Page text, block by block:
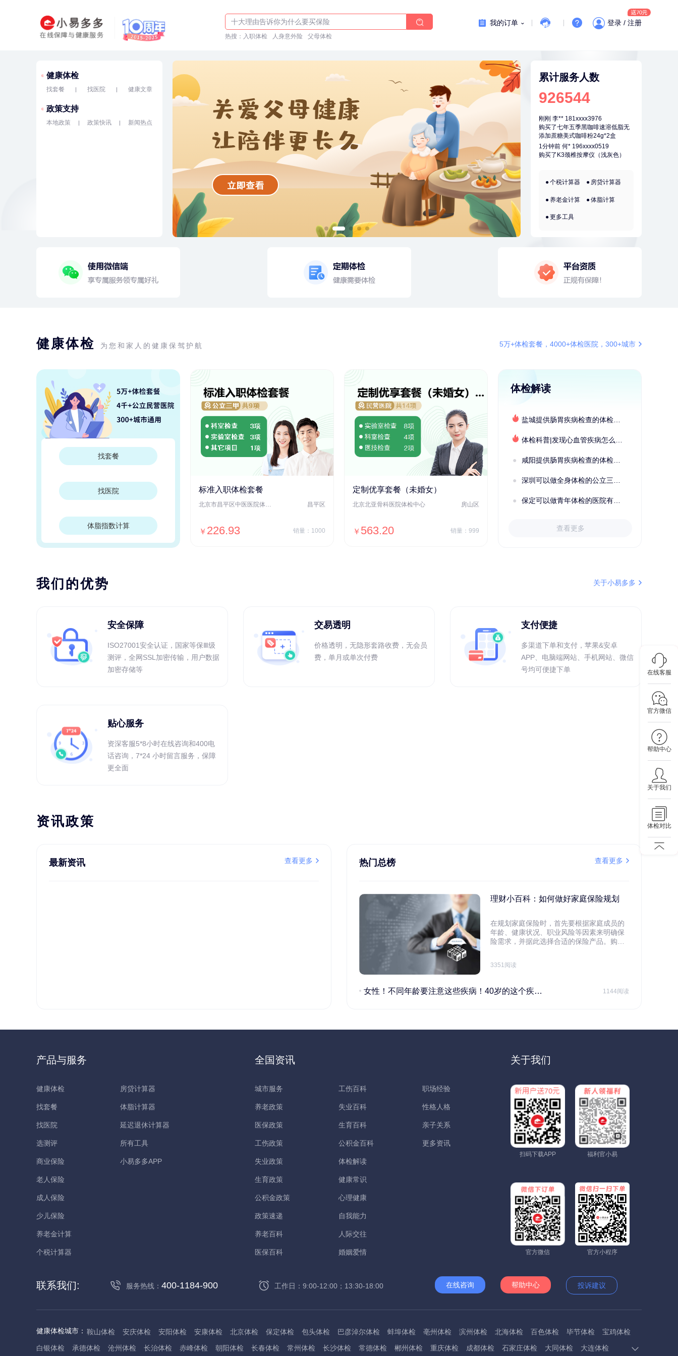
十大理由告诉你为什么要买保险
入职体检在线预约
热搜： 入职体检 人身意外险 父母体检
我的订单 登录 / 注册
健康体检
找套餐 找医院 健康文章
政策支持
本地政策 政策快讯 新闻热点
累计服务人数
926544
成功预约了标准套餐（男）
成功预约了妇科套餐
刚刚 李** 181xxxx3976
购买了七年五季黑咖啡速溶低脂无
刚刚 李** 181xxxx3976
购买了七年五季黑咖啡速溶低脂无
添加蔗糖美式咖啡粉24g*2盒
1分钟前 何* 196xxxx0519
购买了K3颈椎按摩仪（浅灰色）
成功预约了中老年套餐
2分钟前 孙** 189xxxx6435
购买了美的体重秤 MO-CW5 白色
购买了七年五季黑咖啡速溶低脂无
添加蔗糖美式咖啡粉24g*2盒
叶** 158xxxx9676
6分钟前 林** 187xxxx0819
购买了宁安堡新疆无核红枣干
7分钟前 袁** 177xxxx3003
刚刚 肖** 159xxxx4211
成功预约了妇科套餐
个税计算器 房贷计算器
养老金计算 体脂计算
更多工具
健康体检 为您和家人的健康保驾护航 5万+体检套餐，4000+体检医院，300+城市
找套餐
找医院
体脂指数计算
标准入职体检套餐
北京市昌平区中医医院体检中心 昌平区
￥ 226.93 销量：1000
定制优享套餐（未婚女）
北京北亚骨科医院体检中心 房山区
￥ 563.20 销量：999
秦皇岛市第一医院体检中心 北戴河区
体检解读
盐城提供肠胃疾病检查的体检套餐有哪些？体检机构有哪些选择？如何预约？
体检科普|发现心血管疾病怎么办？
咸阳提供肠胃疾病检查的体检套餐有哪些？体检机构有哪些选择？如何预约？
深圳可以做全身体检的公立三甲医院及体检套餐汇总
保定可以做青年体检的医院有哪些？有哪些套餐可以选择？
查看更多
我们的优势 关于小易多多
安全保障
ISO27001安全认证，国家等保Ⅲ级
测评，全网SSL加密传输，用户数据
加密存储等
交易透明
价格透明，无隐形套路收费，无会员
费，单月或单次付费
支付便捷
多渠道下单和支付，苹果&安卓
APP、电脑端网站、手机网站、微信
号均可便捷下单
贴心服务
资深客服5*8小时在线咨询和400电
话咨询，7*24 小时留言服务，保障
更全面
资讯政策
最新资讯 查看更多 热门总榜 查看更多
理财小百科：如何做好家庭保险规划
在规划家庭保险时，首先要根据家庭成员的
年龄、健康状况、职业风险等因素来明确保
险需求，并据此选择合适的保险产品。购买
规划家庭财务预算，确保保险费用不会对家
要经济支柱投保。
3351阅读
女性！不同年龄要注意这些疾病！40岁的这个疾病最需要注意！ 1144阅读
产品与服务
健康体检
找套餐
找医院
选测评
商业保险
老人保险
成人保险
少儿保险
养老金计算
个税计算器
房贷计算器
体脂计算器
延迟退休计算器
所有工具
小易多多APP
全国资讯
城市服务
养老政策
医保政策
工伤政策
失业政策
生育政策
公积金政策
政策速递
养老百科
医保百科
工伤百科
失业百科
生育百科
公积金百科
体检解读
健康常识
心理健康
自我能力
人际交往
婚姻爱情
职场经验
性格人格
亲子关系
更多资讯
关于我们
扫码下载APP 福利官小易
官方微信 官方小程序
联系我们: 服务热线： 400-1184-900 工作日：9:00-12:00；13:30-18:00 在线咨询 帮助中心 投诉建议
健康体检城市： 鞍山体检 安庆体检 安阳体检 安康体检 北京体检 保定体检 包头体检 巴彦淖尔体检 蚌埠体检 亳州体检 滨州体检 北海体检 百色体检 毕节体检
宝鸡体检
白银体检
承德体检 沧州体检 长治体检 赤峰体检 朝阳体检 长春体检 常州体检 长沙体检 常德体检 郴州体检 重庆体检 成都体检 石家庄体检 大同体检 大连体检
在线客服
官方微信
帮助中心
关于我们
体检对比